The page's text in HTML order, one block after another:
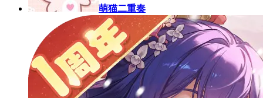
萌猫二重奏